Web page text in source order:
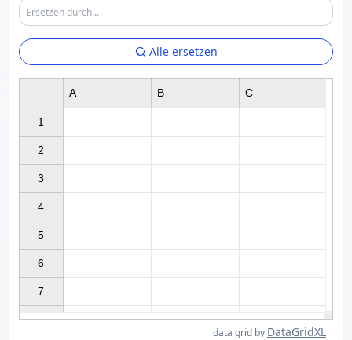
Alle ersetzen
1
2
3
4
5
6
7
A B C
data grid by DataGridXL